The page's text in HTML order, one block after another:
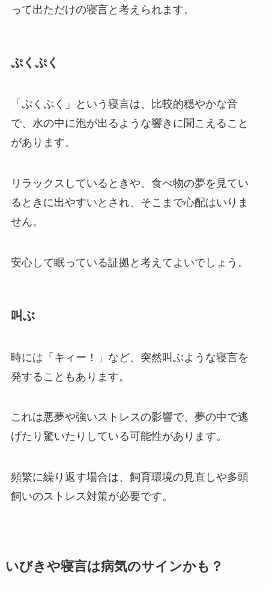
って出ただけの寝言と考えられます。
ぷくぷく
「ぷくぷく」という寝言は、比較的穏やかな音
で、水の中に泡が出るような響きに聞こえること
があります。
リラックスしているときや、食べ物の夢を見てい
るときに出やすいとされ、そこまで心配はいりま
せん。
安心して眠っている証拠と考えてよいでしょう。
叫ぶ
時には「キィー！」など、突然叫ぶような寝言を
発することもあります。
これは悪夢や強いストレスの影響で、夢の中で逃
げたり驚いたりしている可能性があります。
頻繁に繰り返す場合は、飼育環境の見直しや多頭
飼いのストレス対策が必要です。
いびきや寝言は病気のサインかも？